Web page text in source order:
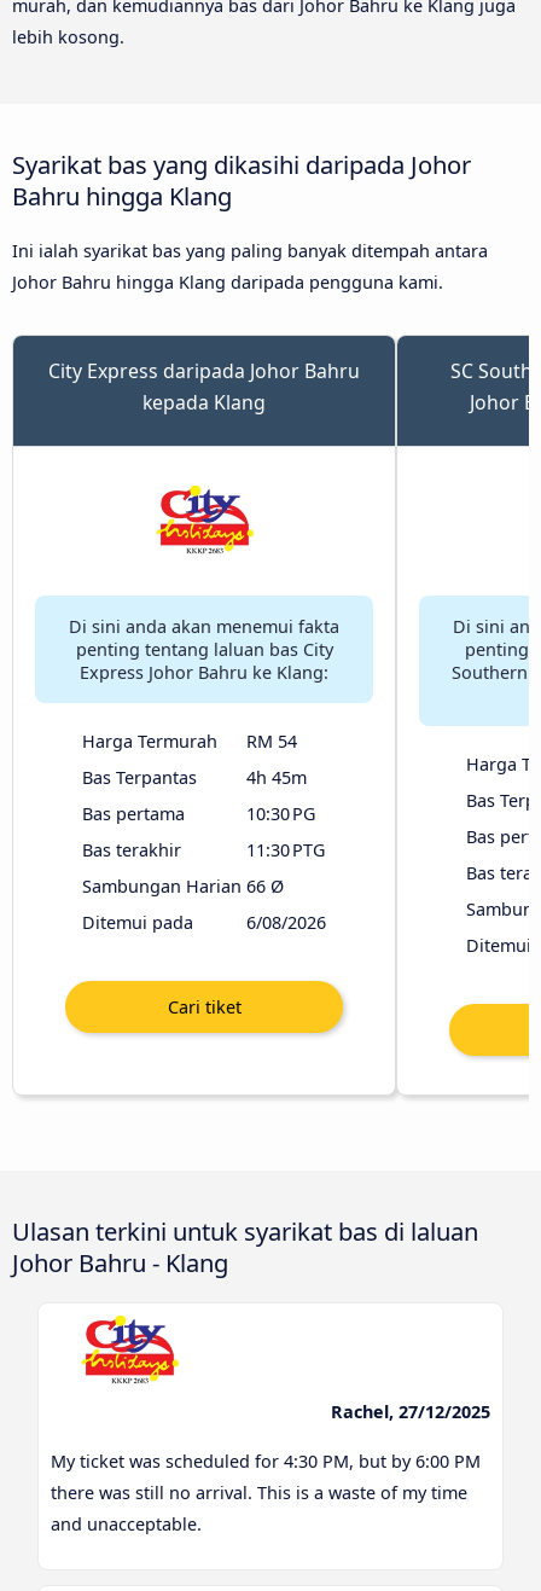
murah, dan kemudiannya bas dari Johor Bahru ke Klang juga
lebih kosong.
Syarikat bas yang dikasihi daripada Johor
Bahru hingga Klang
Ini ialah syarikat bas yang paling banyak ditempah antara
Johor Bahru hingga Klang daripada pengguna kami.
City Express daripada Johor Bahru
kepada Klang
Di sini anda akan menemui fakta
penting tentang laluan bas City
Express Johor Bahru ke Klang:
Harga Termurah
RM 54
Bas Terpantas
4h 45m
Bas pertama
10:30 PG
Bas terakhir
11:30 PTG
Sambungan Harian 66 Ø
Ditemui pada
6/08/2026
SC
Johor
Di sini
penting
Southern
Harga
Bas
Bas
Bas
Ditemui
Ulasan terkini untuk syarikat bas di laluan
Johor Bahru - Klang
Rachel, 27/12/2025
My ticket was scheduled for 4:30 PM, but by 6:00 PM
there was still no arrival. This is a waste of my time
and unacceptable.